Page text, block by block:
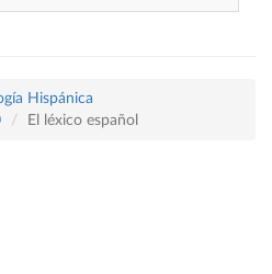
Hispánica
El léxico español